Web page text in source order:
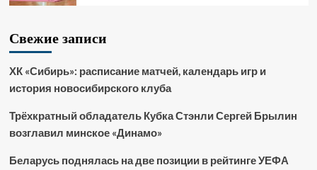
Свежие записи
ХК «Сибирь»: расписание матчей, календарь игр и
история новосибирского клуба
Трёхкратный обладатель Кубка Стэнли Сергей Брылин
возглавил минское «Динамо»
Беларусь поднялась на две позиции в рейтинге УЕФА